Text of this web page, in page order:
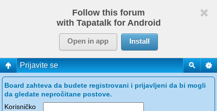
Follow this forum
with Tapatalk for Android
Open in app Install
Prijavite se
Board zahteva da budete registrovani i prijavljeni da bi mogli
da gledate nepročitane postove.
Korisničko